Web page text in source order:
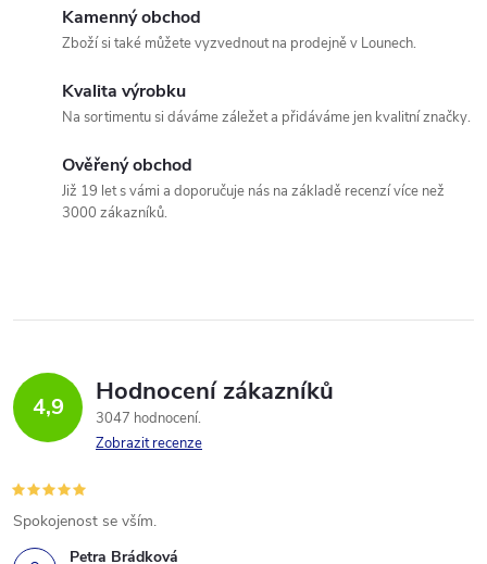
Kamenný obchod
Zboží si také můžete vyzvednout na prodejně v Lounech.
Kvalita výrobku
Na sortimentu si dáváme záležet a přidáváme jen kvalitní značky.
Ověřený obchod
Již 19 let s vámi a doporučuje nás na základě recenzí více než
3000 zákazníků.
4,9 Hodnocení zákazníků
3047 hodnocení
Zobrazit recenze
Petra Brádková
Spokojenost se vším.